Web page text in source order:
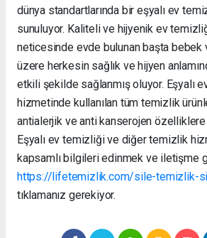
dünya standartlarında bir eşyalı ev
sunuluyor. Kaliteli ve hijyenik ev
neticesinde evde bulunan başta bebek
üzere herkesin sağlık ve hijyen
etkili şekilde sağlanmış oluyor. Eşyalı
hizmetinde kullanılan tüm temizlik
antialerjik ve anti kanserojen özelliklere
Eşyalı ev temizliği ve diğer temizlik
kapsamlı bilgileri edinmek ve iletişme
https://lifetemizlik.com/sile-temizlik-
tıklamanız gerekiyor.